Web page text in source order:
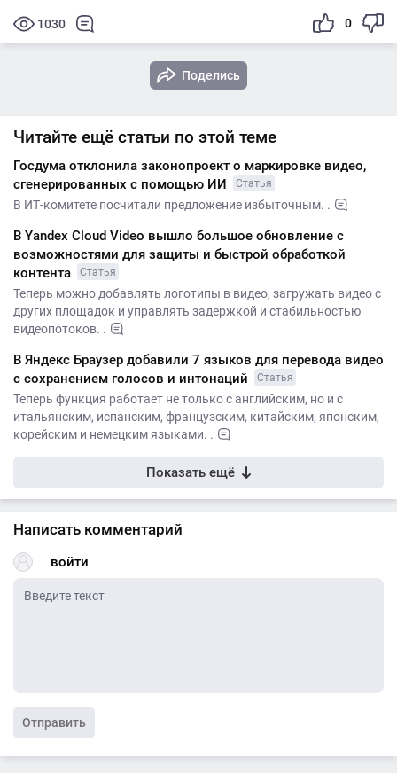
1030 0
Поделись
Читайте ещё статьи по этой теме
Госдума отклонила законопроект о маркировке видео,
сгенерированных с помощью ИИ
Статья
В ИТ-комитете посчитали предложение избыточным. .
В Yandex Cloud Video вышло большое обновление с
возможностями для защиты и быстрой обработкой
контента
Статья
Теперь можно добавлять логотипы в видео, загружать видео с
других площадок и управлять задержкой и стабильностью
видеопотоков. .
В Яндекс Браузер добавили 7 языков для перевода видео
с сохранением голосов и интонаций
Статья
Теперь функция работает не только с английским, но и с
итальянским, испанским, французским, китайским, японским,
корейским и немецким языками. .
Показать ещё
Написать комментарий
войти
Отправить